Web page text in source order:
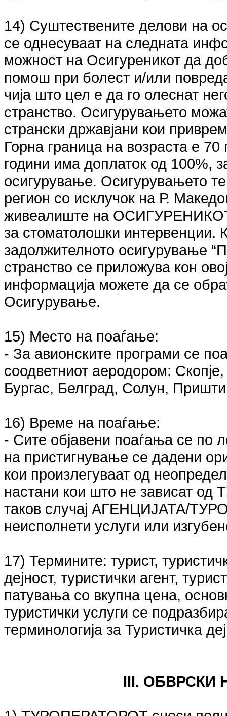
14) Суштествените делови на
се однесуваат на следната
можност на Осигуреникот да
помош при болест и/или
чија што цел е да го олеснат
странство. Осигурувањето
странски државјани кои
Горна граница на возраста е
години има доплаток од 100%,
осигурување. Осигурувањето
регион со исклучок на Р.
живеалиште на
за стоматолошки интервенции.
задолжителното осигурување
странство се приложува кон
информација можете да се
Осигурување.
15) Место на поаѓање:
- За авионските програми се
соодветниот аеродором:
Бургас, Белград, Солун,
16) Време на поаѓање:
- Сите објавени поаѓања се по
на пристигнување се дадени
кои произлегуваат од
настани кои што не зависат
таков случај АГЕНЦИЈАТА/
неисполнети услуги или
17) Термините: турист,
дејност, туристички агент,
патувања со вкупна цена,
туристички услуги се
терминологија за Туристичка
III. ОБВРСКИ